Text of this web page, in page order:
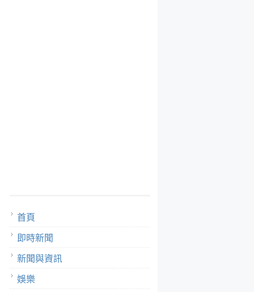
首頁
即時新聞
新聞與資訊
娛樂